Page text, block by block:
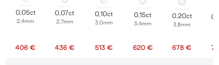
0,05ct
2,4mm
406 €
0,07ct
2,7mm
436 €
0,10ct
3,0mm
513 €
0,15ct
3,4mm
620 €
0,20ct
3,8mm
678 €